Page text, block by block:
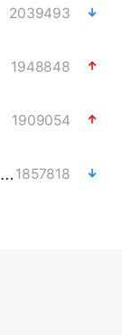
2039493
1948848
1909054
俄黑客称掌握北约直接参与袭俄证据1857818